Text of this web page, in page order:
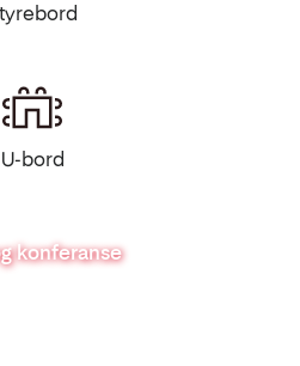
U-bord
konferanse